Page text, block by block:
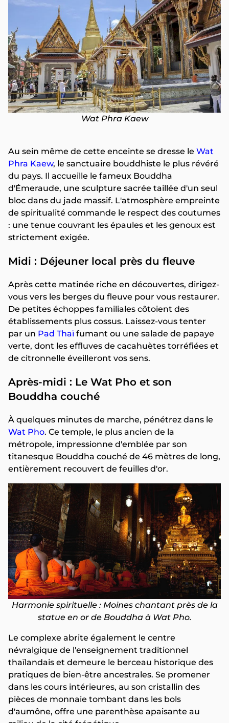
Wat Phra Kaew
Au sein même de cette enceinte se dresse le Wat
Phra Kaew, le sanctuaire bouddhiste le plus révéré
du pays. Il accueille le fameux Bouddha
d'Émeraude, une sculpture sacrée taillée d'un seul
bloc dans du jade massif. L'atmosphère empreinte
de spiritualité commande le respect des coutumes
: une tenue couvrant les épaules et les genoux est
strictement exigée.
Midi : Déjeuner local près du fleuve
Après cette matinée riche en découvertes, dirigez-
vous vers les berges du fleuve pour vous restaurer.
De petites échoppes familiales côtoient des
établissements plus cossus. Laissez-vous tenter
par un Pad Thaï fumant ou une salade de papaye
verte, dont les effluves de cacahuètes torréfiées et
de citronnelle éveilleront vos sens.
Après-midi : Le Wat Pho et son
Bouddha couché
À quelques minutes de marche, pénétrez dans le
Wat Pho. Ce temple, le plus ancien de la
métropole, impressionne d'emblée par son
titanesque Bouddha couché de 46 mètres de long,
entièrement recouvert de feuilles d'or.
Harmonie spirituelle : Moines chantant près de la
statue en or de Bouddha à Wat Pho.
Le complexe abrite également le centre
névralgique de l'enseignement traditionnel
thaïlandais et demeure le berceau historique des
pratiques de bien-être ancestrales. Se promener
dans les cours intérieures, au son cristallin des
pièces de monnaie tombant dans les bols
d'aumône, offre une parenthèse apaisante au